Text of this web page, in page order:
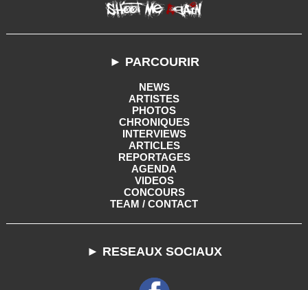
► PARCOURIR
NEWS
ARTISTES
PHOTOS
CHRONIQUES
INTERVIEWS
ARTICLES
REPORTAGES
AGENDA
VIDEOS
CONCOURS
TEAM / CONTACT
► RESEAUX SOCIAUX